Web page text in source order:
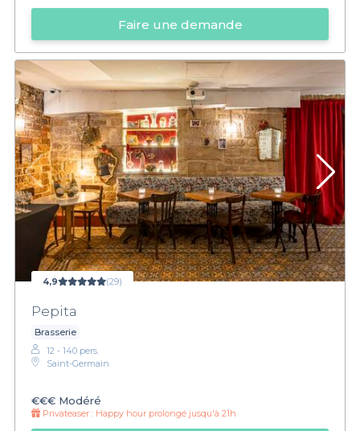
Faire une demande
4,9 (29)
Pepita
Brasserie
12 - 140 pers.
Saint-Germain
€€€ Modéré
Privateaser : Happy hour prolongé jusqu'à 21h